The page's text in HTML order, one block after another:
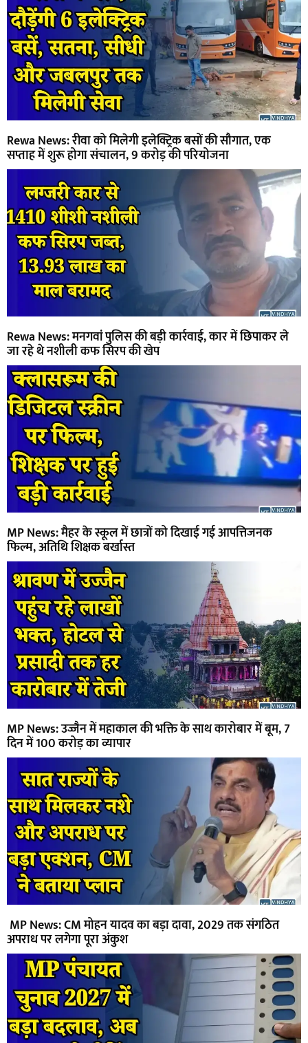
Rewa News: रीवा को मिलेगी इलेक्ट्रिक बसों की सौगात, एक
सप्ताह में शुरू होगा संचालन, 9 करोड़ की परियोजना
Rewa News: मनगवां पुलिस की बड़ी कार्रवाई, कार में छिपाकर ले
जा रहे थे नशीली कफ सिरप की खेप
MP News: मैहर के स्कूल में छात्रों को दिखाई गई आपत्तिजनक
फिल्म, अतिथि शिक्षक बर्खास्त
MP News: उज्जैन में महाकाल की भक्ति के साथ कारोबार में बूम, 7
दिन में 100 करोड़ का व्यापार
MP News: CM मोहन यादव का बड़ा दावा, 2029 तक संगठित
अपराध पर लगेगा पूरा अंकुश